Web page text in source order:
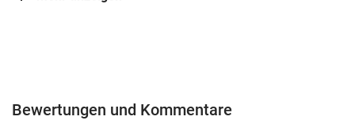
Bewertungen und Kommentare